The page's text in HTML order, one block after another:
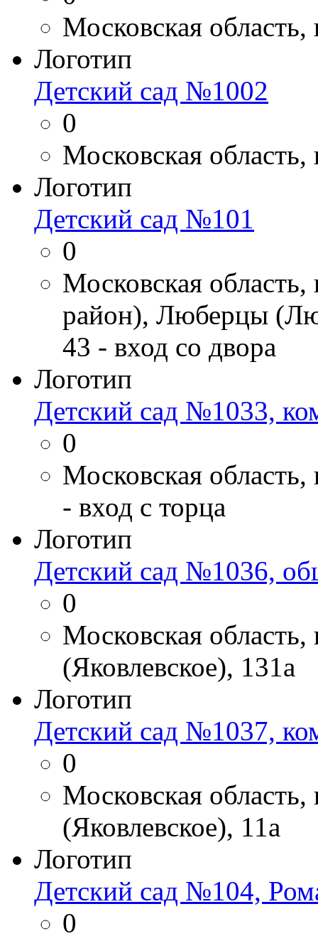
Московская
Логотип
Детский сад №1002
0
Московская
Логотип
Детский сад №101
0
Московская
район), Люберцы
43 - вход со двора
Логотип
Детский сад №1033,
0
Московская
- вход с торца
Логотип
Детский сад №1036,
0
Московская
(Яковлевское), 131а
Логотип
Детский сад №1037,
0
Московская
(Яковлевское), 11а
Логотип
Детский сад №104,
0